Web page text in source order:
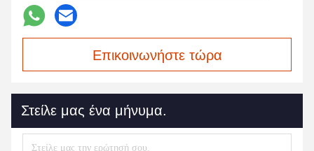
Επικοινωνήστε τώρα
Στείλε μας ένα μήνυμα.